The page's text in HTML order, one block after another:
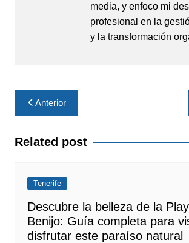
media, y enfoco mi
profesional en la
y la transformación
Navegación
de
entradas
Anterior
Related post
Tenerife
Descubre la belleza de la
Benijo: Guía completa para
disfrutar este paraíso natural